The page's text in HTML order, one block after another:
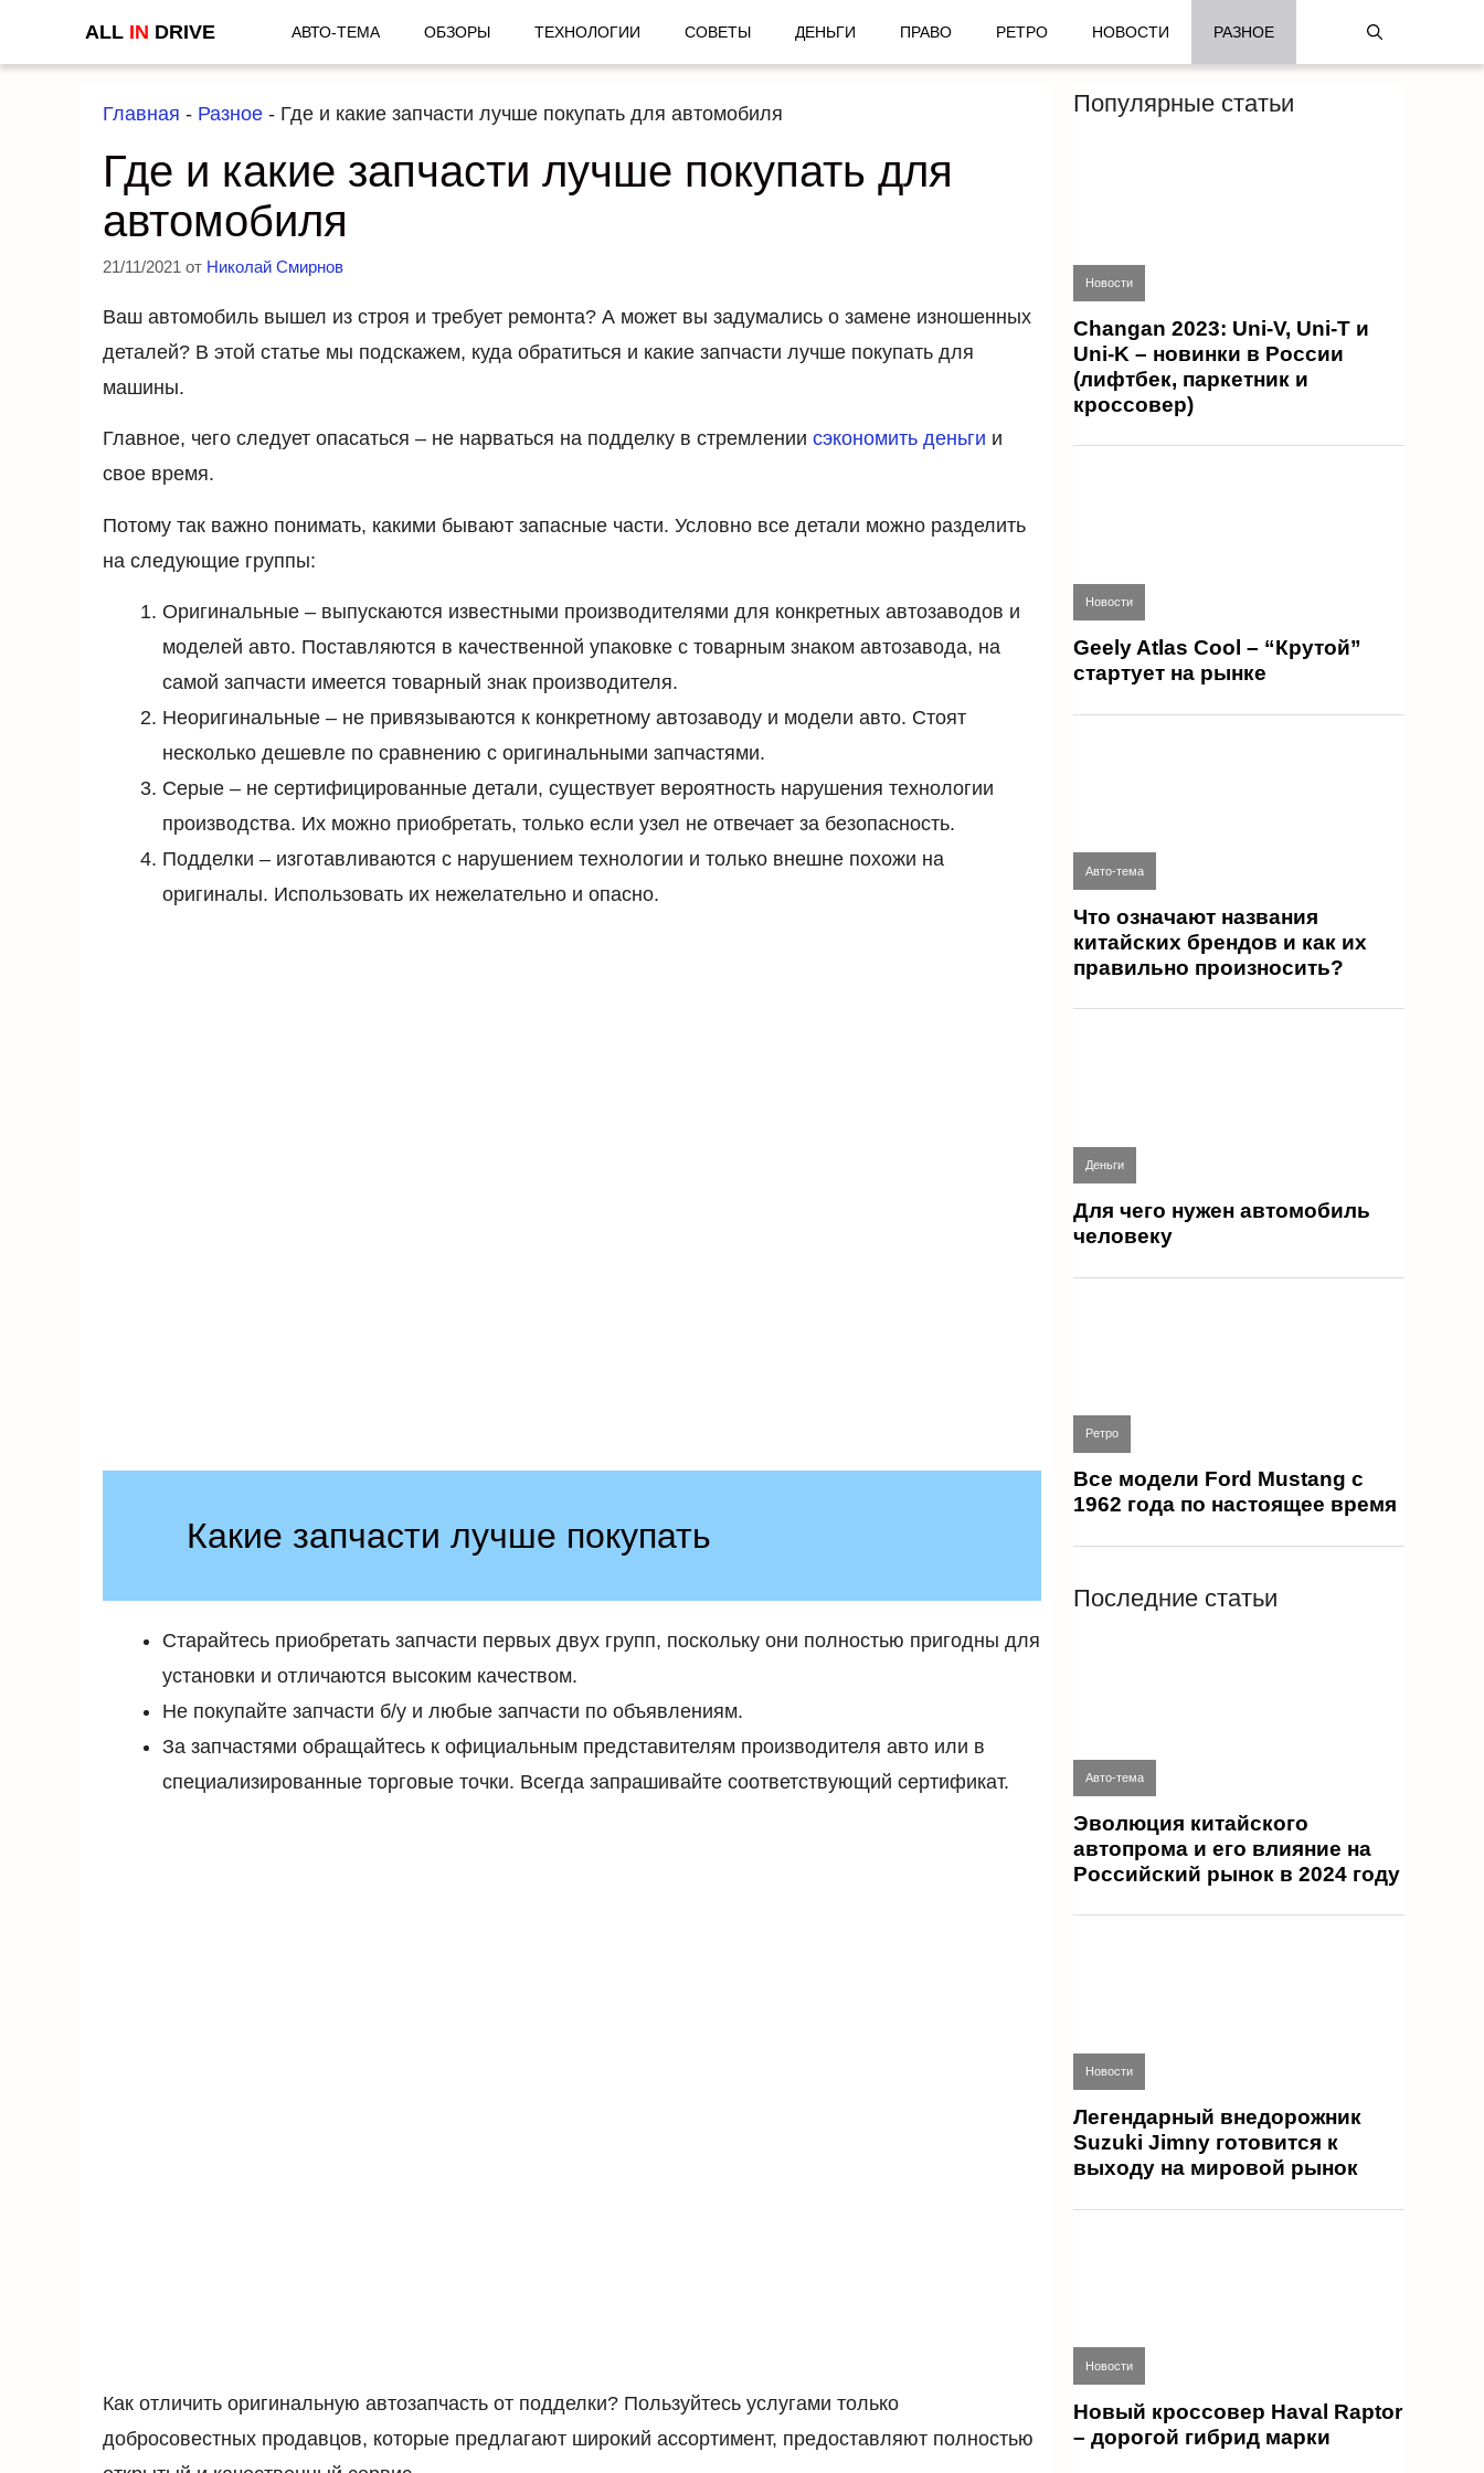
ALL IN DRIVE АВТО-ТЕМА ОБЗОРЫ ТЕХНОЛОГИИ СОВЕТЫ ДЕНЬГИ ПРАВО РЕТРО НОВОСТИ РАЗНОЕ
Главная - Разное - Где и какие запчасти лучше покупать для автомобиля
Где и какие запчасти лучше покупать для
автомобиля
21/11/2021 от Николай Смирнов
Ваш автомобиль вышел из строя и требует ремонта? А может вы задумались о замене изношенных
деталей? В этой статье мы подскажем, куда обратиться и какие запчасти лучше покупать для
машины.
Главное, чего следует опасаться – не нарваться на подделку в стремлении сэкономить деньги и
свое время.
Потому так важно понимать, какими бывают запасные части. Условно все детали можно разделить
на следующие группы:
Оригинальные – выпускаются известными производителями для конкретных автозаводов и
моделей авто. Поставляются в качественной упаковке с товарным знаком автозавода, на
самой запчасти имеется товарный знак производителя.
Неоригинальные – не привязываются к конкретному автозаводу и модели авто. Стоят
несколько дешевле по сравнению с оригинальными запчастями.
Серые – не сертифицированные детали, существует вероятность нарушения технологии
производства. Их можно приобретать, только если узел не отвечает за безопасность.
Подделки – изготавливаются с нарушением технологии и только внешне похожи на
оригиналы. Использовать их нежелательно и опасно.
Какие запчасти лучше покупать
Старайтесь приобретать запчасти первых двух групп, поскольку они полностью пригодны для
установки и отличаются высоким качеством.
Не покупайте запчасти б/у и любые запчасти по объявлениям.
За запчастями обращайтесь к официальным представителям производителя авто или в
специализированные торговые точки. Всегда запрашивайте соответствующий сертификат.
Как отличить оригинальную автозапчасть от подделки? Пользуйтесь услугами только
добросовестных продавцов, которые предлагают широкий ассортимент, предоставляют полностью
Популярные статьи
Новости
Changan 2023: Uni-V, Uni-T и
Uni-K – новинки в России
(лифтбек, паркетник и
кроссовер)
Новости
Geely Atlas Cool – “Крутой”
стартует на рынке
Авто-тема
Что означают названия
китайских брендов и как их
правильно произносить?
Деньги
Для чего нужен автомобиль
человеку
Ретро
Все модели Ford Mustang с
1962 года по настоящее время
Последние статьи
Авто-тема
Эволюция китайского
автопрома и его влияние на
Российский рынок в 2024 году
Новости
Легендарный внедорожник
Suzuki Jimny готовится к
выходу на мировой рынок
Новости
Новый кроссовер Haval Raptor
– дорогой гибрид марки